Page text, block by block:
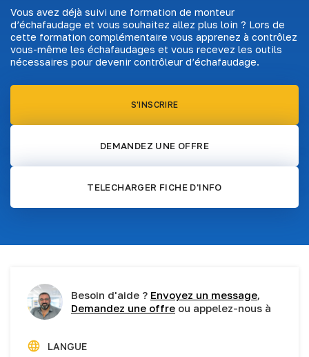
Vous avez déjà suivi une formation de monteur
d’échafaudage et vous souhaitez allez plus loin ? Lors de
cette formation complémentaire vous apprenez à contrôlez
vous-même les échafaudages et vous recevez les outils
nécessaires pour devenir contrôleur d’échafaudage.
S'INSCRIRE
DEMANDEZ UNE OFFRE
TELECHARGER FICHE D'INFO
Besoin d'aide ? Envoyez un message,
Demandez une offre ou appelez-nous à
LANGUE